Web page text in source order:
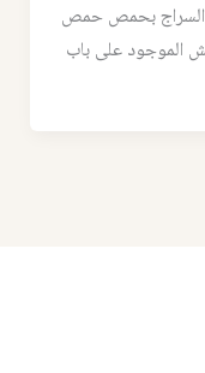
السراج بحمص حمص
الموجود على باب